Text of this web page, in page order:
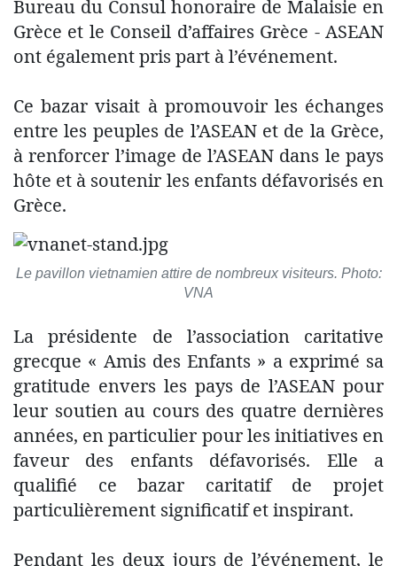
Bureau du Consul honoraire de Malaisie en
Grèce et le Conseil d’affaires Grèce - ASEAN
ont également pris part à l’événement.
Ce bazar visait à promouvoir les échanges
entre les peuples de l’ASEAN et de la Grèce,
à renforcer l’image de l’ASEAN dans le pays
hôte et à soutenir les enfants défavorisés en
Grèce.
Le pavillon vietnamien attire de nombreux visiteurs. Photo:
VNA
La présidente de l’association caritative
grecque « Amis des Enfants » a exprimé sa
gratitude envers les pays de l’ASEAN pour
leur soutien au cours des quatre dernières
années, en particulier pour les initiatives en
faveur des enfants défavorisés. Elle a
qualifié ce bazar caritatif de projet
particulièrement significatif et inspirant.
Pendant les deux jours de l’événement, le